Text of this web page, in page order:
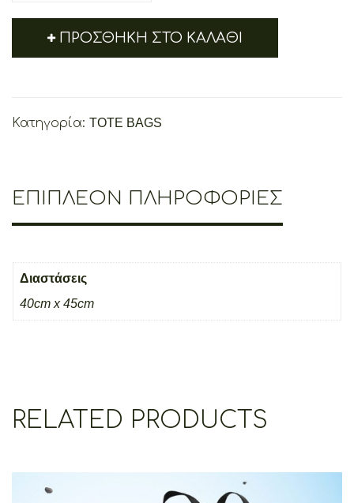
quantity
ΠΡΟΣΘΉΚΗ ΣΤΟ ΚΑΛΆΘΙ
Κατηγορία: TOTE BAGS
ΕΠΙΠΛΈΟΝ ΠΛΗΡΟΦΟΡΊΕΣ
Διαστάσεις
40cm x 45cm
RELATED PRODUCTS